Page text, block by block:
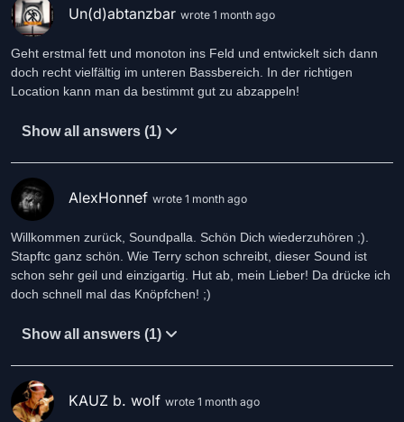
Un(d)abtanzbar wrote 1 month ago
Geht erstmal fett und monoton ins Feld und entwickelt sich dann
doch recht vielfältig im unteren Bassbereich. In der richtigen
Location kann man da bestimmt gut zu abzappeln!
Show all answers (1)
AlexHonnef wrote 1 month ago
Willkommen zurück, Soundpalla. Schön Dich wiederzuhören ;).
Stapftc ganz schön. Wie Terry schon schreibt, dieser Sound ist
schon sehr geil und einzigartig. Hut ab, mein Lieber! Da drücke ich
doch schnell mal das Knöpfchen! ;)
Show all answers (1)
KAUZ b. wolf wrote 1 month ago